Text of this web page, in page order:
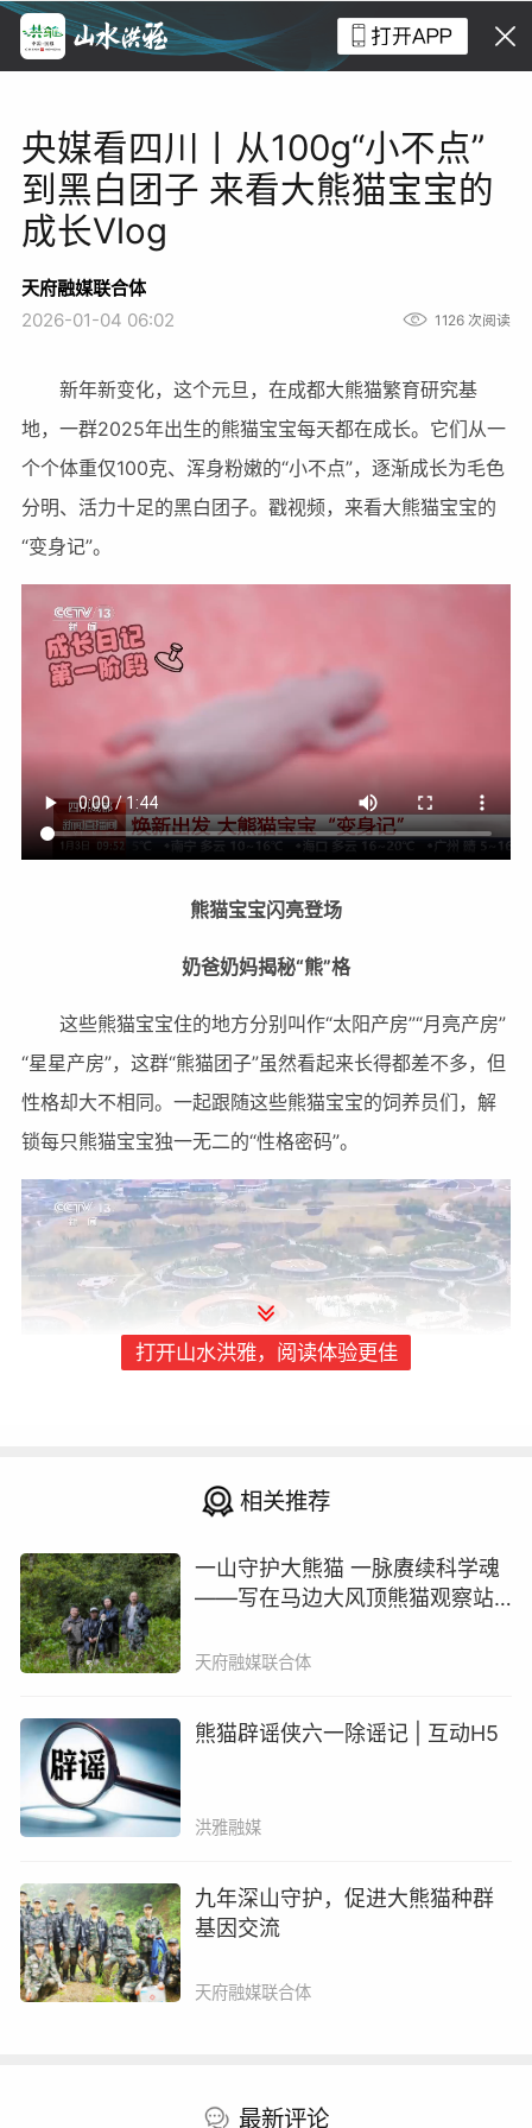
央媒看四川丨从100g“小不点”
到黑白团子 来看大熊猫宝宝的
成长Vlog
天府融媒联合体
2026-01-04 06:02
1126 次阅读
新年新变化，这个元旦，在成都大熊猫繁育研究基
地，一群2025年出生的熊猫宝宝每天都在成长。它们从一
个个体重仅100克、浑身粉嫩的“小不点”，逐渐成长为毛色
分明、活力十足的黑白团子。戳视频，来看大熊猫宝宝的
“变身记”。
熊猫宝宝闪亮登场
奶爸奶妈揭秘“熊”格
这些熊猫宝宝住的地方分别叫作“太阳产房”“月亮产房”
“星星产房”，这群“熊猫团子”虽然看起来长得都差不多，但
性格却大不相同。一起跟随这些熊猫宝宝的饲养员们，解
锁每只熊猫宝宝独一无二的“性格密码”。
“认猫插件”一：活泼小霸王与万能小助手
饲养员介绍，2025级的幼崽性格迥异，有的熊猫比较
活泼，和所有的小朋友都比较黏，喜欢每天“逗猫惹狗”
的，咬咬这个、和那个摔摔跤之类的。因为它们现在正在
长牙换牙的阶段，它们会去咬竹子，咬一些东西来磨牙。
打开山水洪雅，阅读体验更佳
相关推荐
一山守护大熊猫 一脉赓续科学魂
——写在马边大风顶熊猫观察站
天府融媒联合体
熊猫辟谣侠六一除谣记 | 互动H5
洪雅融媒
九年深山守护，促进大熊猫种群
基因交流
天府融媒联合体
最新评论